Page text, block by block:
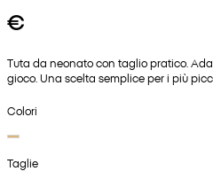
€
Tuta da neonato con taglio pratico.
gioco. Una scelta semplice per i più
Colori
Taglie